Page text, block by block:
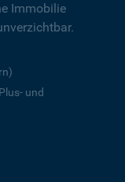
Immobilie
und